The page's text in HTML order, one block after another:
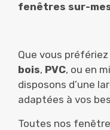
fenêtres sur-
Que vous
bois, PVC, ou en
disposons d’une
adaptées à vos
Toutes nos